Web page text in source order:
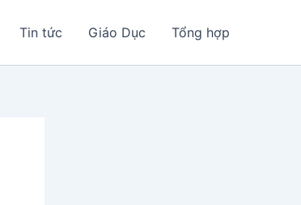
Tin tức Giáo Dục Tổng hợp